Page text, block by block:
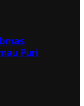
Puri